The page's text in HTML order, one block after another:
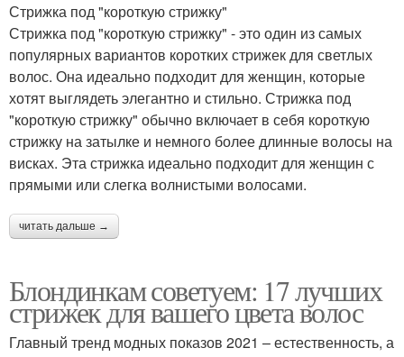
Стрижка под "короткую стрижку"
Стрижка под "короткую стрижку" - это один из самых
популярных вариантов коротких стрижек для светлых
волос. Она идеально подходит для женщин, которые
хотят выглядеть элегантно и стильно. Стрижка под
"короткую стрижку" обычно включает в себя короткую
стрижку на затылке и немного более длинные волосы на
висках. Эта стрижка идеально подходит для женщин с
прямыми или слегка волнистыми волосами.
читать дальше →
Блондинкам советуем: 17 лучших
стрижек для вашего цвета волос
Главный тренд модных показов 2021 – естественность, а